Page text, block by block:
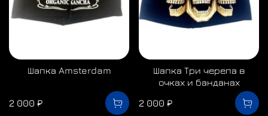
Шапка Amsterdam
2 000 ₽
Шапка Три черепа в
очках и банданах
2 000 ₽